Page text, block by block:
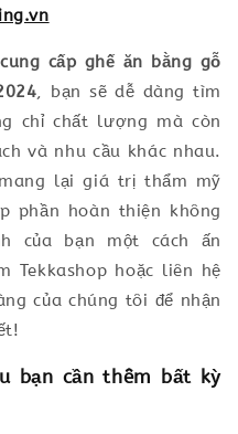
cấp ghế ăn bằng gỗ
, bạn sẽ dễ dàng tìm
chỉ chất lượng mà còn
và nhu cầu khác nhau.
lại giá trị thẩm mỹ
phần hoàn thiện không
của bạn một cách ấn
Tekkashop hoặc liên hệ
của chúng tôi để nhận
bạn cần thêm bất kỳ